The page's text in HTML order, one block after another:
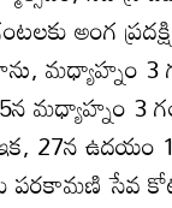
అంగ
మధ్యాహ్నం 3
మధ్యాహ్నం 3
27న ఉదయం
పరకామణి సేవ